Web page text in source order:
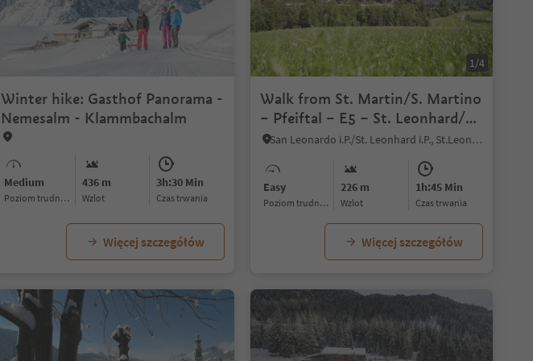
Winter hike: Gasthof Panorama -
Nemesalm - Klammbachalm
Medium
Poziom trudności
436 m
Wzlot
3h:30 Min
czas trwania
Więcej szczegółów
1/4
Walk from St. Martin/S. Martino
– Pfeiftal – E5 – St. Leonhard/S.
Leonardo
San Leonardo i.P./St. Leonhard i.P., St.Leonhard in Passeier/San Leonardo in Passiria, Meran/Merano and environs
Easy
Poziom trudności
226 m
Wzlot
1h:45 Min
czas trwania
Więcej szczegółów